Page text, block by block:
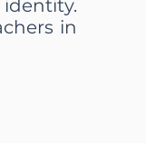
in